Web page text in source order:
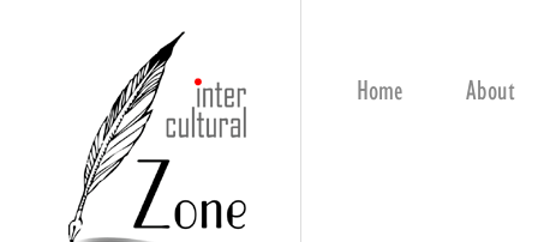
Home About